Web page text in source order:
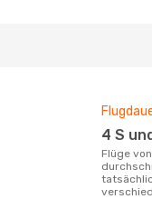
4 S
Flüge von Prag nach Granada dauern